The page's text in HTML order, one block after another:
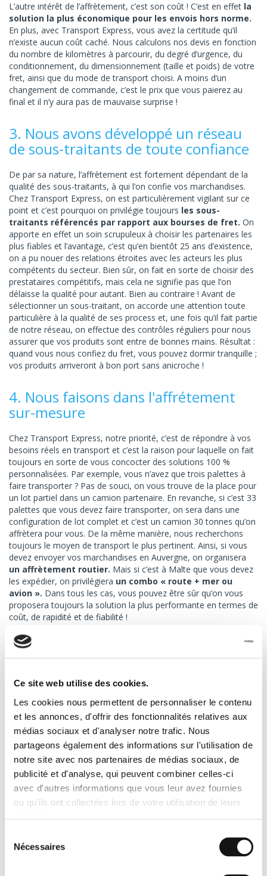
Ce site web utilise des cookies.
Les cookies nous permettent de personnaliser le contenu
et les annonces, d'offrir des fonctionnalités relatives aux
médias sociaux et d'analyser notre trafic. Nous
partageons également des informations sur l'utilisation de
notre site avec nos partenaires de médias sociaux, de
publicité et d'analyse, qui peuvent combiner celles-ci
avec d'autres informations que vous leur avez fournies
ou qu'ils ont collectées lors de votre utilisation de leurs
Nécessaires
L’autre intérêt de l’affrètement, c’est son coût ! C’est en effet la
solution la plus économique pour les envois hors norme.
En plus, avec Transport Express, vous avez la certitude qu’il
n’existe aucun coût caché. Nous calculons nos devis en fonction
du nombre de kilomètres à parcourir, du degré d’urgence, du
conditionnement, du dimensionnement (taille et poids) de votre
fret, ainsi que du mode de transport choisi. A moins d’un
changement de commande, c’est le prix que vous paierez au
final et il n’y aura pas de mauvaise surprise !
3. Nous avons développé un réseau
de sous-traitants de toute confiance
De par sa nature, l’affrètement est fortement dépendant de la
qualité des sous-traitants, à qui l’on confie vos marchandises.
Chez Transport Express, on est particulièrement vigilant sur ce
point et c’est pourquoi on privilégie toujours les sous-
traitants référencés par rapport aux bourses de fret. On
apporte en effet un soin scrupuleux à choisir les partenaires les
plus fiables et l’avantage, c’est qu’en bientôt 25 ans d’existence,
on a pu nouer des relations étroites avec les acteurs les plus
compétents du secteur. Bien sûr, on fait en sorte de choisir des
prestataires compétitifs, mais cela ne signifie pas que l’on
délaisse la qualité pour autant. Bien au contraire ! Avant de
sélectionner un sous-traitant, on accorde une attention toute
particulière à la qualité de ses process et, une fois qu’il fait partie
de notre réseau, on effectue des contrôles réguliers pour nous
assurer que vos produits sont entre de bonnes mains. Résultat :
quand vous nous confiez du fret, vous pouvez dormir tranquille ;
vos produits arriveront à bon port sans anicroche !
4. Nous faisons dans l'affrétement
sur-mesure
Chez Transport Express, notre priorité, c’est de répondre à vos
besoins réels en transport et c’est la raison pour laquelle on fait
toujours en sorte de vous concocter des solutions 100 %
personnalisées. Par exemple, vous n’avez que trois palettes à
faire transporter ? Pas de souci, on vous trouve de la place pour
un lot partiel dans un camion partenaire. En revanche, si c’est 33
palettes que vous devez faire transporter, on sera dans une
configuration de lot complet et c’est un camion 30 tonnes qu’on
affrètera pour vous. De la même manière, nous recherchons
toujours le moyen de transport le plus pertinent. Ainsi, si vous
devez envoyer vos marchandises en Auvergne, on organisera
un affrètement routier. Mais si c’est à Malte que vous devez
les expédier, on privilégiera un combo « route + mer ou
avion ». Dans tous les cas, vous pouvez être sûr qu’on vous
proposera toujours la solution la plus performante en termes de
coût, de rapidité et de fiabilité !
5. Nous livrons en France et dans
toute l'Europe
Là encore, chez Transport Express, on fait tout pour répondre à
vos besoins et c’est pourquoi on affrète vos marchandises
non seulement dans toute la France métropolitaine, mais
également dans toute l’Europe (on va jusqu’en Russie).
L’avantage pour vous, c’est que vous n’avez rien à faire. L’équipe
de Transport Express organise votre expédition de A à Z, depuis
l’enlèvement de vos marchandises jusqu’à leur livraison finale en
passant par la rédaction des formulaires et autres documents
légaux. En outre, quand il s’agit d’untransport à
l’international
, on s’occupe de toutes les démarches
administratives nécessaires pour permettre à votre fret de
6. Vous pouvez suivre votre frêt en